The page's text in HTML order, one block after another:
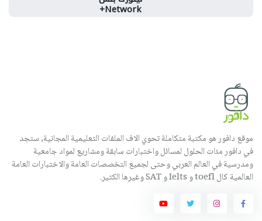
Network+
موقع دافور هو مكتبة متكاملة تحوي الاف الملفات التعليمية المجانية, ستجد
في دافور مئات الحلول لمسائل واختبارات سابقة ومشاريع لمواد جامعية
ومدرسية في العالم العربي وحتى لجميع التخصصات العامة والاختبارات العامة
العالمية كال toefl و Ielts و SAT وغيرها الكثير.